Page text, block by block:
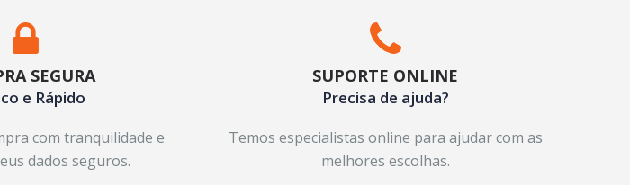
SEGURA
e Rápido
com tranquilidade e
dados seguros.
SUPORTE ONLINE
Precisa de ajuda?
Temos especialistas online para ajudar com as
melhores escolhas.